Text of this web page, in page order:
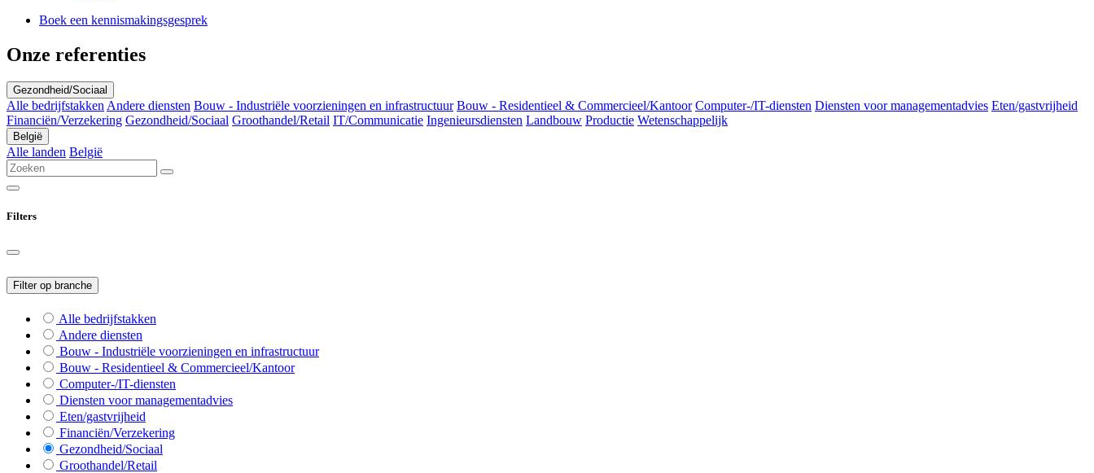
Boek een kennismakingsgesprek
Onze referenties
Gezondheid/Sociaal
Alle bedrijfstakkenAndere diensten Bouw - Industriële voorzieningen en infrastructuur Bouw - Residentieel & Commercieel/Kantoor Computer-/IT-diensten Diensten voor managementadvies Eten/gastvrijheid
Financiën/Verzekering Gezondheid/Sociaal Groothandel/Retail IT/Communicatie Ingenieursdiensten Landbouw Productie Wetenschappelijk
België
Alle landen België
Filters
Filter op branche
Alle bedrijfstakken
Andere diensten
Bouw - Industriële voorzieningen en infrastructuur
Bouw - Residentieel & Commercieel/Kantoor
Computer-/IT-diensten
Diensten voor managementadvies
Eten/gastvrijheid
Financiën/Verzekering
Gezondheid/Sociaal
Groothandel/Retail